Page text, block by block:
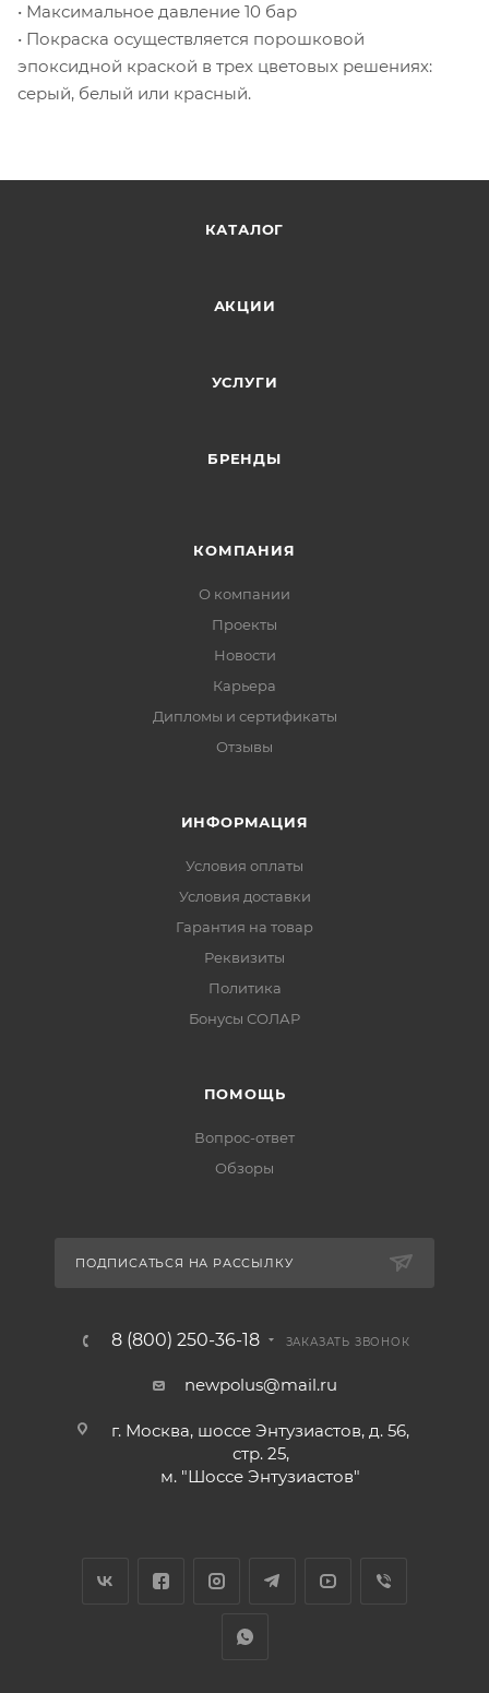
• Максимальное давление 10 бар
• Покраска осуществляется порошковой
эпоксидной краской в трех цветовых решениях:
серый, белый или красный.
КАТАЛОГ
АКЦИИ
УСЛУГИ
БРЕНДЫ
КОМПАНИЯ
О компании
Проекты
Новости
Карьера
Дипломы и сертификаты
Отзывы
ИНФОРМАЦИЯ
Условия оплаты
Условия доставки
Гарантия на товар
Реквизиты
Политика
Бонусы СОЛАР
ПОМОЩЬ
Вопрос-ответ
Обзоры
ПОДПИСАТЬСЯ НА РАССЫЛКУ
8 (800) 250-36-18 ЗАКАЗАТЬ ЗВОНОК
newpolus@mail.ru
г. Москва, шоссе Энтузиастов, д. 56,
стр. 25,
м. "Шоссе Энтузиастов"